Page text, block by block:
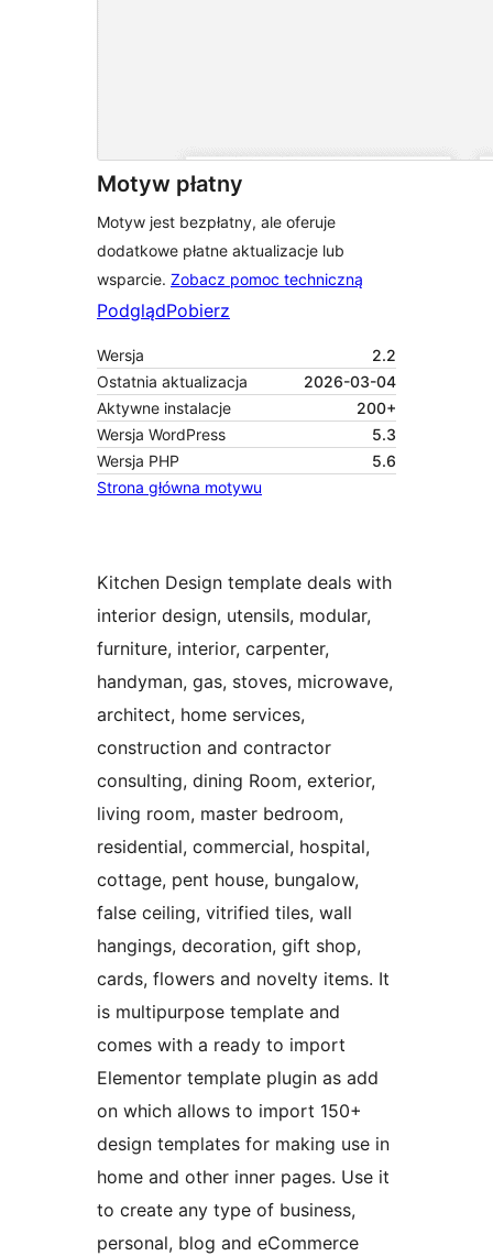
Motyw płatny
Motyw jest bezpłatny, ale oferuje
dodatkowe płatne aktualizacje lub
wsparcie. Zobacz pomoc techniczną
PodglądPobierz
Wersja
2.2
Ostatnia aktualizacja
2026-03-04
Aktywne instalacje
200+
Wersja WordPress
5.3
Wersja PHP
5.6
Strona główna motywu
Kitchen Design template deals with
interior design, utensils, modular,
furniture, interior, carpenter,
handyman, gas, stoves, microwave,
architect, home services,
construction and contractor
consulting, dining Room, exterior,
living room, master bedroom,
residential, commercial, hospital,
cottage, pent house, bungalow,
false ceiling, vitrified tiles, wall
hangings, decoration, gift shop,
cards, flowers and novelty items. It
is multipurpose template and
comes with a ready to import
Elementor template plugin as add
on which allows to import 150+
design templates for making use in
home and other inner pages. Use it
to create any type of business,
personal, blog and eCommerce